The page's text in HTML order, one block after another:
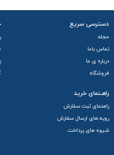
دسترسی سریع
مجله
تماس باما
درباره ی ما
فروشگاه
راهـنمای خرید
راهنمای ثبت سفارش
رویه های ارسال سفارش
شیوه های پرداخت